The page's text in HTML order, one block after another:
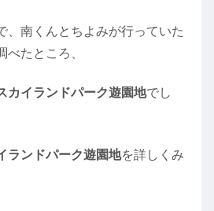
、南くんとちよみが行っていた
たところ、
カイランドパーク遊園地でし
ランドパーク遊園地を詳しくみ